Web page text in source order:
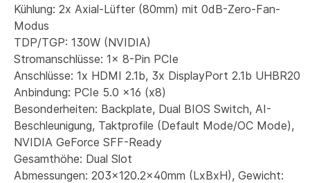
Kühlung: 2x Axial-Lüfter (80mm) mit 0dB-Zero-Fan-
Modus
TDP/TGP: 130W (NVIDIA)
Stromanschlüsse: 1x 8-Pin PCIe
Anschlüsse: 1x HDMI 2.1b, 3x DisplayPort 2.1b UHBR20
Anbindung: PCIe 5.0 x16 (x8)
Besonderheiten: Backplate, Dual BIOS Switch, AI-
Beschleunigung, Taktprofile (Default Mode/OC Mode),
NVIDIA GeForce SFF-Ready
Gesamthöhe: Dual Slot
Abmessungen: 203x120.2x40mm (LxBxH), Gewicht: